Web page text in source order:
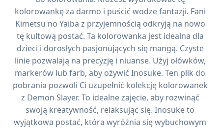
kolorowankę za darmo i puścić wodze fantazji. Fani
Kimetsu no Yaiba z przyjemnością odkryją na nowo
tę kultową postać. Ta kolorowanka jest idealna dla
dzieci i dorosłych pasjonujących się mangą. Czyste
linie pozwalają na precyzję i niuanse. Użyj ołówków,
markerów lub farb, aby ożywić Inosuke. Ten plik do
pobrania pozwoli Ci uzupełnić kolekcję kolorowanek
z Demon Slayer. To idealne zajęcie, aby rozwinąć
swoją kreatywność, relaksując się. Inosuke to
wyjątkowa postać, która wyróżnia się wybuchowym